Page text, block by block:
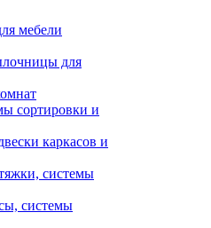
мебели
для
сортировки и
каркасов и
системы
системы